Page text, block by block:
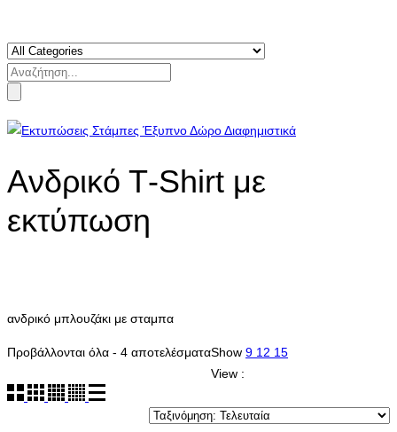
Search
Aνδρικό Τ-Shirt με
εκτύπωση
ανδρικό μπλουζάκι με σταμπα
Προβάλλονται όλα - 4 αποτελέσματαSorted
by
Show 9 12 15
View :